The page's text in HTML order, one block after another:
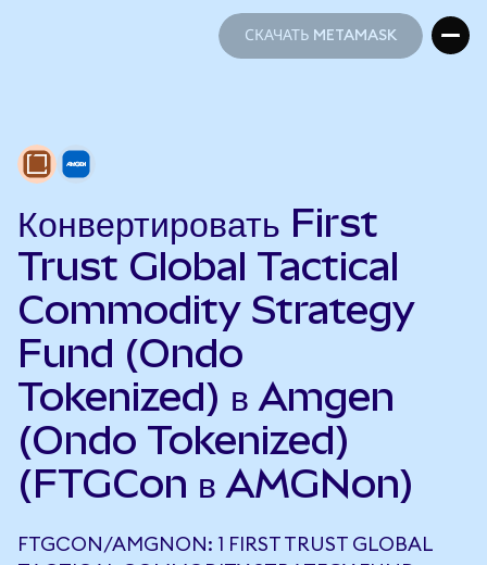
СКАЧАТЬ METAMASK
Конвертировать First
Trust Global Tactical
Commodity Strategy
Fund (Ondo
Tokenized) в Amgen
(Ondo Tokenized)
(FTGCon в AMGNon)
FTGCON/AMGNON: 1 FIRST TRUST GLOBAL